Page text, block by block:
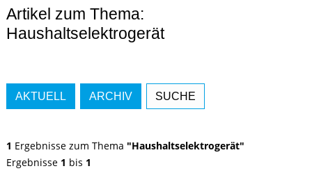
Artikel zum Thema:
Haushaltselektrogerät
AKTUELL ARCHIV SUCHE
1 Ergebnisse zum Thema "Haushaltselektrogerät"
Ergebnisse 1 bis 1